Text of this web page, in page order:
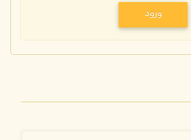
ورود